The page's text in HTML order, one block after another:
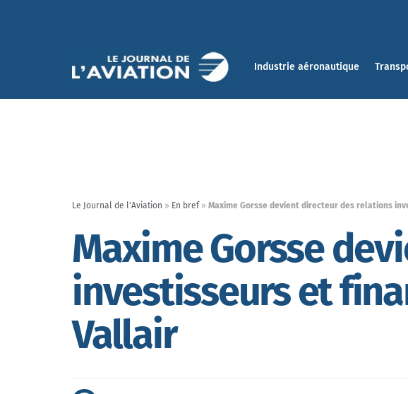
Industrie aéronautique
Le Journal de l'Aviation » En bref » Maxime Gorsse devient directeur des relations
Maxime Gorsse
investisseurs et
Vallair